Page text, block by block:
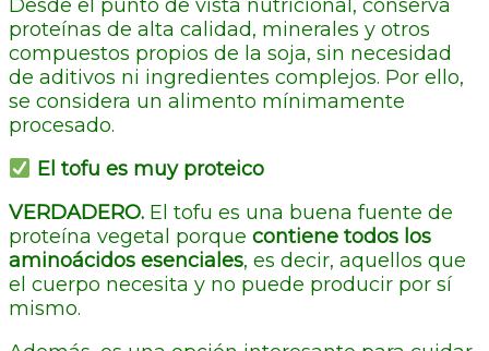
Desde el punto de vista nutricional, conserva
proteínas de alta calidad, minerales y otros
compuestos propios de la soja, sin necesidad
de aditivos ni ingredientes complejos. Por ello,
se considera un alimento mínimamente
procesado.
El tofu es muy proteico
VERDADERO. El tofu es una buena fuente de
proteína vegetal porque contiene todos los
aminoácidos esenciales, es decir, aquellos que
el cuerpo necesita y no puede producir por sí
mismo.